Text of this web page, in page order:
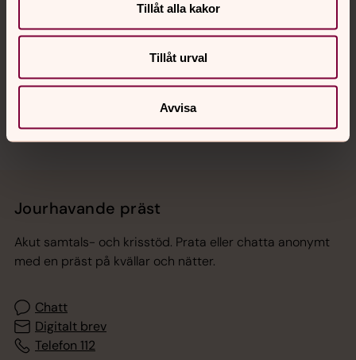
Tillåt alla kakor
Tillåt urval
Avvisa
Hitta snabbt
Sociala kanaler
Jourhavande präst
Akut samtals- och krisstöd. Prata eller chatta anonymt
med en präst på kvällar och nätter.
Chatt
Digitalt brev
Telefon 112